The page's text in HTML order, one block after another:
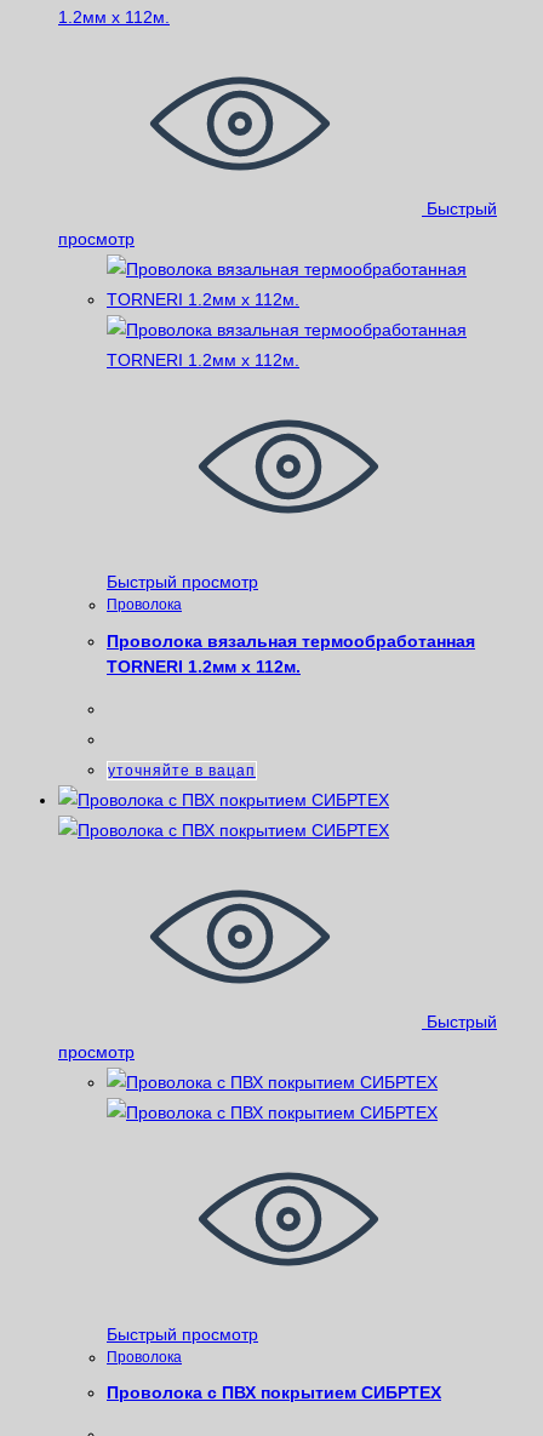
Быстрый
просмотр
Быстрый просмотр
Проволока
Проволока вязальная термообработанная
TORNERI 1.2мм х 112м.
уточняйте в вацап
Быстрый
просмотр
Быстрый просмотр
Проволока
Проволока с ПВХ покрытием СИБРТЕХ